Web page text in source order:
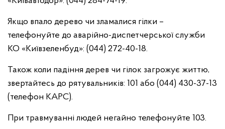
Якщо впало дерево чи зламалися гілки –
телефонуйте до аварійно-диспетчерської служби
КО «Київзеленбуд»: (044) 272-40-18.
Також коли падіння дерев чи гілок загрожує життю,
звертайтесь до рятувальників: 101 або (044) 430-37-13
(телефон КАРС).
При травмуванні людей негайно телефонуйте 103.